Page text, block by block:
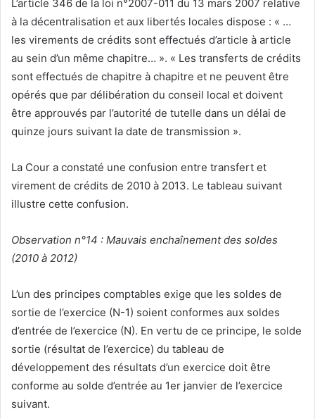
L’article 346 de la loi n°2007-011 du 13 mars 2007 relative
à la décentralisation et aux libertés locales dispose : « …
les virements de crédits sont effectués d’article à article
au sein d’un même chapitre… ». « Les transferts de crédits
sont effectués de chapitre à chapitre et ne peuvent être
opérés que par délibération du conseil local et doivent
être approuvés par l’autorité de tutelle dans un délai de
quinze jours suivant la date de transmission ».
La Cour a constaté une confusion entre transfert et
virement de crédits de 2010 à 2013. Le tableau suivant
illustre cette confusion.
Observation n°14 : Mauvais enchaînement des soldes
(2010 à 2012)
L’un des principes comptables exige que les soldes de
sortie de l’exercice (N-1) soient conformes aux soldes
d’entrée de l’exercice (N). En vertu de ce principe, le solde
sortie (résultat de l’exercice) du tableau de
développement des résultats d’un exercice doit être
conforme au solde d’entrée au 1er janvier de l’exercice
suivant.